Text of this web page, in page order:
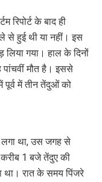
रिपोर्ट के बाद ही
से हुई थी या नहीं। इस
गया। हाल के दिनों
पांचवीं मौत है। इससे
पूर्व में तीन तेंदुओं को
लगा था, उस जगह से
1 बजे तेंदुए की
था। रात के समय पिंजरे